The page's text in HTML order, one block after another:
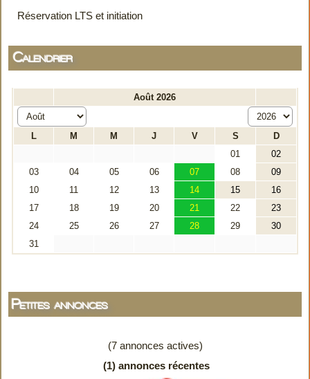
Réservation LTS et initiation
Calendrier
Petites annonces
(7 annonces actives)
(1) annonces récentes